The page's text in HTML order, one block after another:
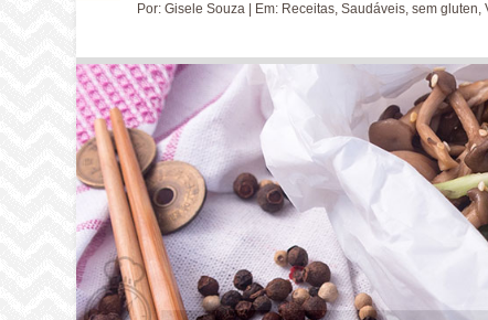
Por: Gisele Souza| Em: Receitas, Saudáveis, sem gluten,